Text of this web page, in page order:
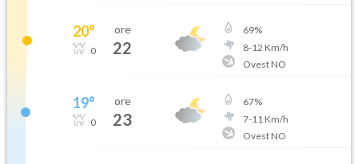
20°
0
ore
22
69%
8-12 Km/h
Ovest NO
19°
0
ore
23
67%
7-11 Km/h
Ovest NO